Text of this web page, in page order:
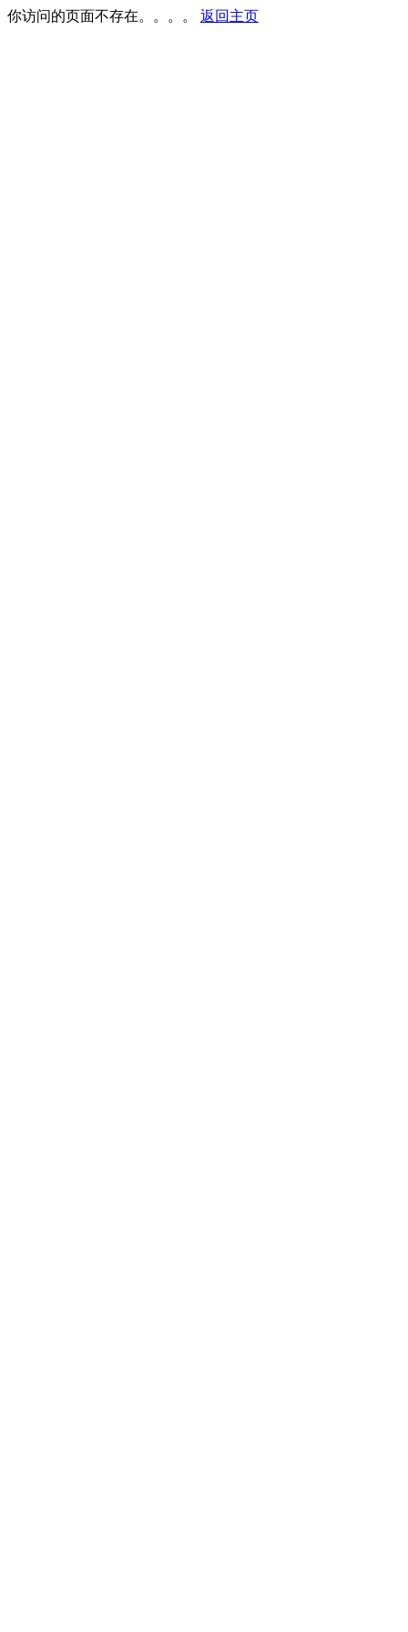
你访问的页面不存在。。。。 返回主页